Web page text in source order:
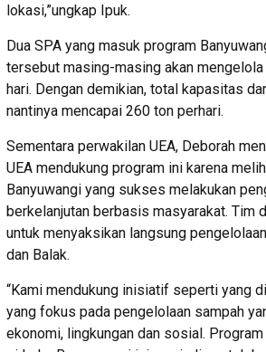
lokasi,”ungkap Ipuk.
Dua SPA yang masuk program
tersebut masing-masing akan
hari. Dengan demikian, total kapasitas
nantinya mencapai 260 ton perhari.
Sementara perwakilan UEA, Deborah
UEA mendukung program ini karena
Banyuwangi yang sukses melakukan
berkelanjutan berbasis masyarakat. Tim
untuk menyaksikan langsung
dan Balak.
“Kami mendukung inisiatif seperti yang
yang fokus pada pengelolaan sampah
ekonomi, lingkungan dan sosial.